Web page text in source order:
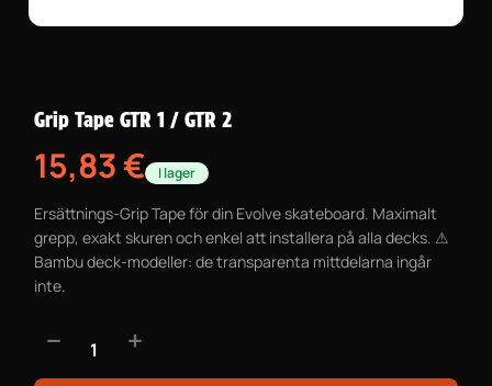
Grip Tape GTR 1 / GTR 2
15,83€ I lager
Ersättnings-Grip Tape för din Evolve skateboard. Maximalt
grepp, exakt skuren och enkel att installera på alla decks. ⚠
Bambu deck-modeller: de transparenta mittdelarna ingår
inte.